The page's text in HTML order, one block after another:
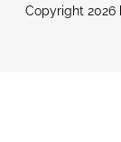
Copyright 2026